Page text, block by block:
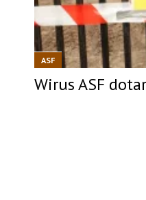
ASF
Wirus ASF